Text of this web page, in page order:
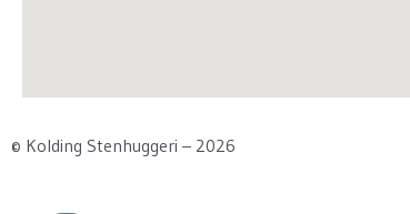
© Kolding Stenhuggeri – 2026